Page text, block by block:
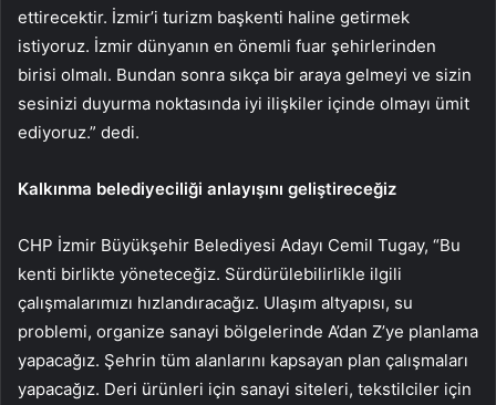
ettirecektir. İzmir’i turizm başkenti haline getirmek
istiyoruz. İzmir dünyanın en önemli fuar şehirlerinden
birisi olmalı. Bundan sonra sıkça bir araya gelmeyi ve sizin
sesinizi duyurma noktasında iyi ilişkiler içinde olmayı ümit
ediyoruz.” dedi.
Kalkınma belediyeciliği anlayışını geliştireceğiz
CHP İzmir Büyükşehir Belediyesi Adayı Cemil Tugay, “Bu
kenti birlikte yöneteceğiz. Sürdürülebilirlikle ilgili
çalışmalarımızı hızlandıracağız. Ulaşım altyapısı, su
problemi, organize sanayi bölgelerinde A’dan Z’ye planlama
yapacağız. Şehrin tüm alanlarını kapsayan plan çalışmaları
yapacağız. Deri ürünleri için sanayi siteleri, tekstilciler için